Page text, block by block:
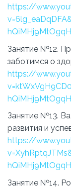
https://
Занятие №12.
заботимся о
https://
Занятие №13.
развития и
https://
Занятие №14.